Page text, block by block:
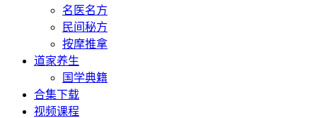
名医名方
民间秘方
按摩推拿
道家养生
国学典籍
合集下载
视频课程